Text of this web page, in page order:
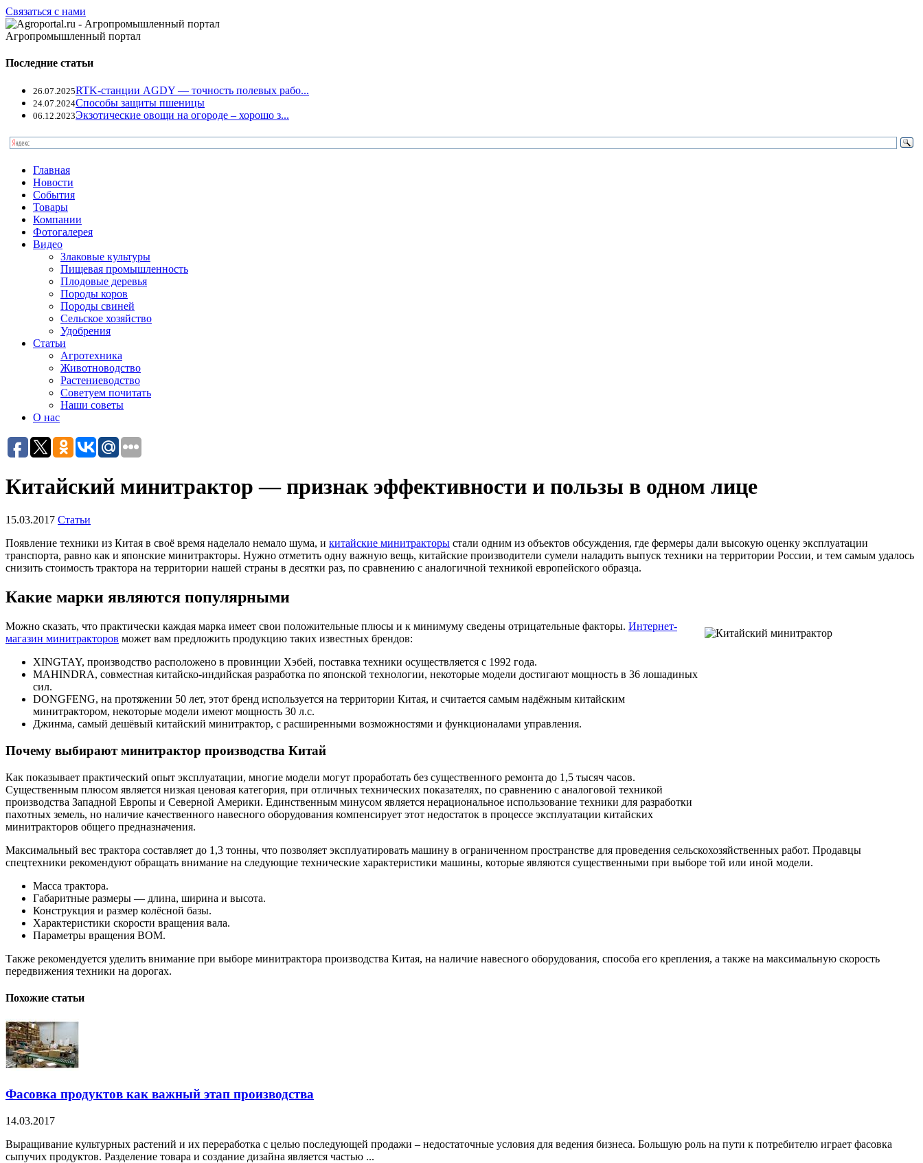
Связаться с нами
Агропромышленный портал
Последние статьи
26.07.2025RTK-станции AGDY — точность полевых рабо...
24.07.2024Способы защиты пшеницы
06.12.2023Экзотические овощи на огороде – хорошо з...
Главная
Новости
События
Товары
Компании
Фотогалерея
Видео
Злаковые культуры
Пищевая промышленность
Плодовые деревья
Породы коров
Породы свиней
Сельское хозяйство
Удобрения
Статьи
Агротехника
Животноводство
Растениеводство
Советуем почитать
Наши советы
О нас
Китайский минитрактор — признак эффективности и пользы в одном лице
15.03.2017 Статьи
Появление техники из Китая в своё время наделало немало шума, и китайские минитракторы стали одним из объектов обсуждения, где фермеры дали высокую оценку эксплуатации
транспорта, равно как и японские минитракторы. Нужно отметить одну важную вещь, китайские производители сумели наладить выпуск техники на территории России, и тем самым удалось
снизить стоимость трактора на территории нашей страны в десятки раз, по сравнению с аналогичной техникой европейского образца.
Какие марки являются популярными
Можно сказать, что практически каждая марка имеет свои положительные плюсы и к минимуму сведены отрицательные факторы. Интернет-
магазин минитракторов может вам предложить продукцию таких известных брендов:
XINGTAY, производство расположено в провинции Хэбей, поставка техники осуществляется с 1992 года.
MAHINDRA, совместная китайско-индийская разработка по японской технологии, некоторые модели достигают мощность в 36 лошадиных
сил.
DONGFENG, на протяжении 50 лет, этот бренд используется на территории Китая, и считается самым надёжным китайским
минитрактором, некоторые модели имеют мощность 30 л.с.
Джинма, самый дешёвый китайский минитрактор, с расширенными возможностями и функционалами управления.
Почему выбирают минитрактор производства Китай
Как показывает практический опыт эксплуатации, многие модели могут проработать без существенного ремонта до 1,5 тысяч часов.
Существенным плюсом является низкая ценовая категория, при отличных технических показателях, по сравнению с аналоговой техникой
производства Западной Европы и Северной Америки. Единственным минусом является нерациональное использование техники для разработки
пахотных земель, но наличие качественного навесного оборудования компенсирует этот недостаток в процессе эксплуатации китайских
минитракторов общего предназначения.
Максимальный вес трактора составляет до 1,3 тонны, что позволяет эксплуатировать машину в ограниченном пространстве для проведения сельскохозяйственных работ. Продавцы
спецтехники рекомендуют обращать внимание на следующие технические характеристики машины, которые являются существенными при выборе той или иной модели.
Масса трактора.
Габаритные размеры — длина, ширина и высота.
Конструкция и размер колёсной базы.
Характеристики скорости вращения вала.
Параметры вращения ВОМ.
Также рекомендуется уделить внимание при выборе минитрактора производства Китая, на наличие навесного оборудования, способа его крепления, а также на максимальную скорость
передвижения техники на дорогах.
Похожие статьи
Фасовка продуктов как важный этап производства
14.03.2017
Выращивание культурных растений и их переработка с целью последующей продажи – недостаточные условия для ведения бизнеса. Большую роль на пути к потребителю играет фасовка
сыпучих продуктов. Разделение товара и создание дизайна является частью ...